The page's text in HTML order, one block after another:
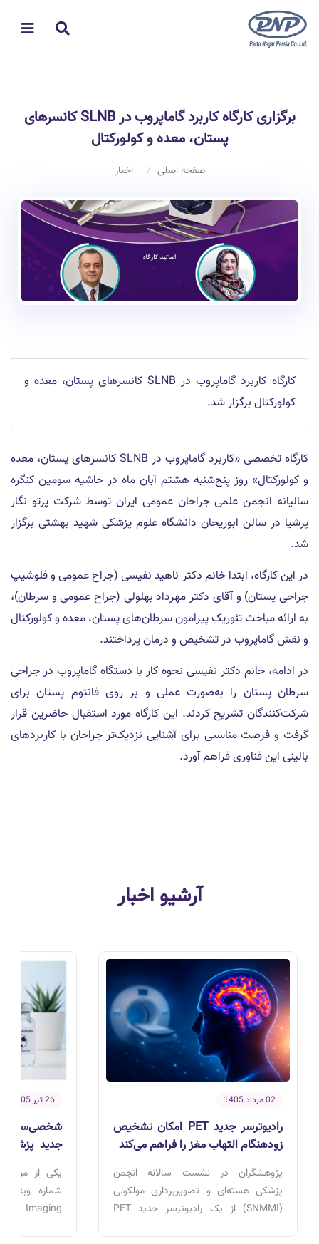
برگزاری کارگاه کاربرد گاماپروب در SLNB کانسرهای
پستان، معده و کولورکتال
صفحه اصلی اخبار
کارگاه کاربرد گاماپروب در SLNB کانسرهای پستان، معده و
کولورکتال برگزار شد.
کارگاه تخصصی «کاربرد گاماپروب در SLNB کانسرهای پستان، معده
و کولورکتال» روز پنج‌شنبه هشتم آبان‌ ماه در حاشیه سومین کنگره
سالیانه انجمن علمی جراحان عمومی ایران توسط شرکت پرتو نگار
پرشیا در سالن ابوریحان دانشگاه علوم پزشکی شهید بهشتی برگزار
شد.
در این کارگاه، ابتدا خانم دکتر ناهید نفیسی (جراح عمومی و فلوشیپ
جراحی پستان) و آقای دکتر مهرداد بهلولی (جراح عمومی و سرطان)،
به ارائه مباحث تئوریک پیرامون سرطان‌های پستان، معده و کولورکتال
و نقش گاماپروب در تشخیص و درمان پرداختند.
در ادامه، خانم دکتر نفیسی نحوه کار با دستگاه گاماپروب در جراحی
سرطان پستان را به‌صورت عملی و بر روی فانتوم پستان برای
شرکت‌کنندگان تشریح کردند. این کارگاه مورد استقبال حاضرین قرار
گرفت و فرصت مناسبی برای آشنایی نزدیک‌تر جراحان با کاربردهای
بالینی این فناوری فراهم آورد.
آرشیو اخبار
02 مرداد 1405
رادیوترسر جدید PET امکان تشخیص
زودهنگام التهاب مغز را فراهم می‌کند
پژوهشگران در نشست سالانه انجمن
پزشکی هسته‌ای و تصویربرداری مولکولی
(SNMMI) از یک رادیوترسر جدید PET
26 تیر 1405
شخصی‌سازی
جدید
یکی از